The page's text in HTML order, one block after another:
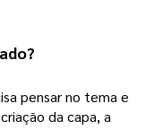
?
pensar no tema e
da capa, a